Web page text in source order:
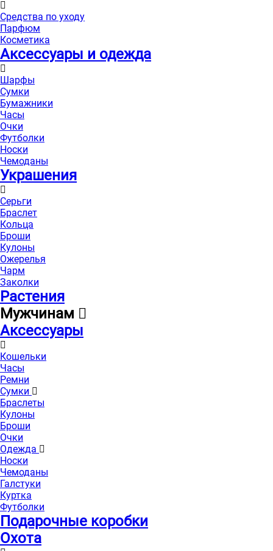
Средства по уходу
Парфюм
Косметика
Аксессуары и одежда
Шарфы
Сумки
Бумажники
Часы
Очки
Футболки
Носки
Чемоданы
Украшения
Серьги
Браслет
Кольца
Броши
Кулоны
Ожерелья
Чарм
Заколки
Растения
Мужчинам
Аксессуары
Кошельки
Часы
Ремни
Сумки
Браслеты
Кулоны
Броши
Очки
Одежда
Носки
Чемоданы
Галстуки
Куртка
Футболки
Подарочные коробки
Охота